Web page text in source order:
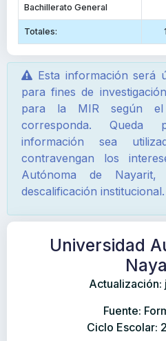
Totales:
Bachillerato General
Esta información será
para fines de
para la MIR según el
corresponda. Queda
información sea
contravengan los
Autónoma de
descalificación institucional.
Universidad
Actualización:
Fuente:
Ciclo Escolar: